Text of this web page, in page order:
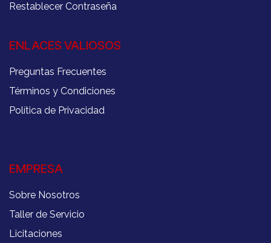
Restablecer Contraseña
ENLACES VALIOSOS
Preguntas Frecuentes
Términos y Condiciones
Política de Privacidad
EMPRESA
Sobre Nosotros
Taller de Servicio
Licitaciones